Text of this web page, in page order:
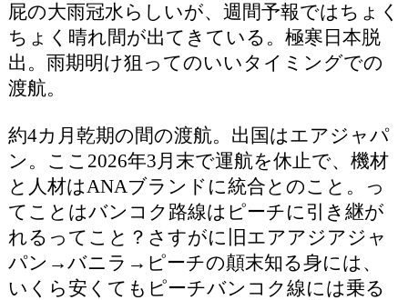
屁の大雨冠水らしいが、週間予報ではちょく
ちょく晴れ間が出てきている。極寒日本脱
出。雨期明け狙ってのいいタイミングでの
渡航。
約4カ月乾期の間の渡航。出国はエアジャパ
ン。ここ2026年3月末で運航を休止で、機材
と人材はANAブランドに統合とのこと。っ
てことはバンコク路線はピーチに引き継が
れるってこと？さすがに旧エアアジアジャ
パン→バニラ→ピーチの顛末知る身には、
いくら安くてもピーチバンコク線には乗る